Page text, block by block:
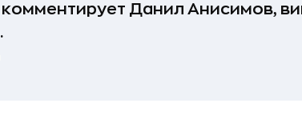
Данил Анисимов,